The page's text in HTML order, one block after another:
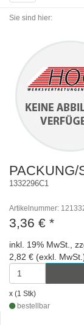
navigation
Sie sind hier:
PACKUNG/
1332296C1
Artikelnummer:
3,36 € *
inkl. 19% MwSt.,
2,82 € (exkl.
x (1 Stk)
bestellbar